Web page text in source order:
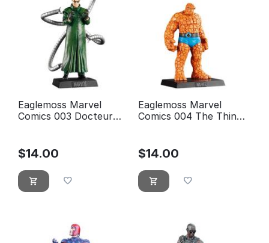
Eaglemoss Marvel
Comics 003 Docteur
$14.00
Eaglemoss Marvel
Comics 004 The Thing
$14.00